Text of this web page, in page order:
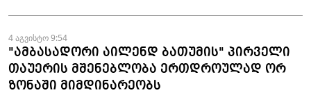
4 აგვისტო 9:54
"ამბასადორი აილენდ ბათუმის" პირველი
თაუერის მშენებლობა ერთდროულად ორ
ზონაში მიმდინარეობს